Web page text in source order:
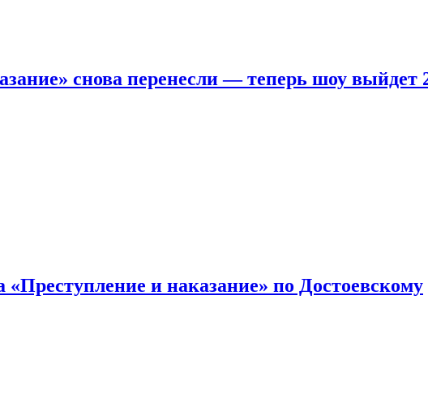
снова перенесли — теперь шоу выйдет
«Преступление и наказание» по Достоевскому